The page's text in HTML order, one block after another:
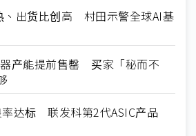
、出货比创高 村田示警全球AI基
产能提前售罄 买家「秘而不
达标 联发科第2代ASIC产品